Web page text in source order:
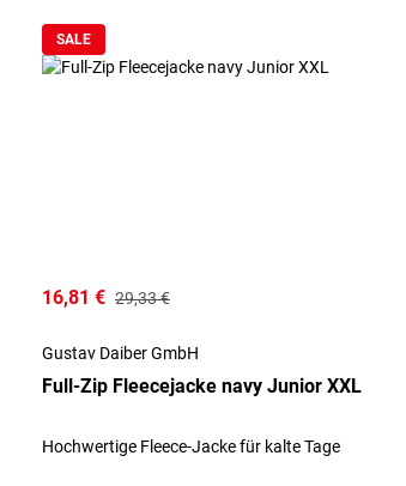
SALE
16,81 € 29,33 €
Gustav Daiber GmbH
Full-Zip Fleecejacke navy Junior XXL
Hochwertige Fleece-Jacke für kalte Tage